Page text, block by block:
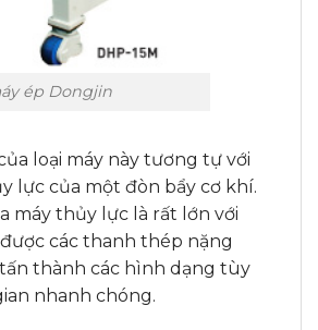
ép Dongjin
loại máy này tương tự với
lực của một đòn bẩy cơ khí.
máy thủy lực là rất lớn với
các thanh thép nặng
thành các hình dạng tùy
nhanh chóng.